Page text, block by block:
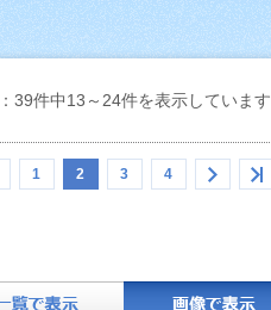
39件中13～24件を表示しています
1 2 3 4